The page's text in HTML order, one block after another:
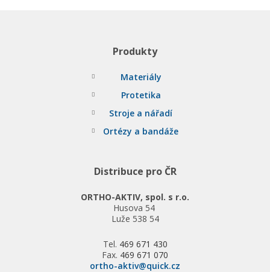
Produkty
Materiály
Protetika
Stroje a nářadí
Ortézy a bandáže
Distribuce pro ČR
ORTHO-AKTIV, spol. s r.o.
Husova 54
Luže 538 54
Tel. 469 671 430
Fax. 469 671 070
ortho-aktiv@quick.cz